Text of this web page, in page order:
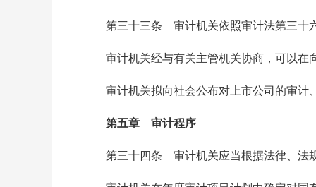
第三十三条 审计机关依照审计法第三十六
审计机关经与有关主管机关协商，可以在
审计机关拟向社会公布对上市公司的审计
第五章 审计程序
第三十四条 审计机关应当根据法律、法规